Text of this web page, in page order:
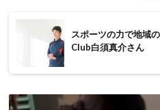
スポーツの力で地域
Club白須真介さん